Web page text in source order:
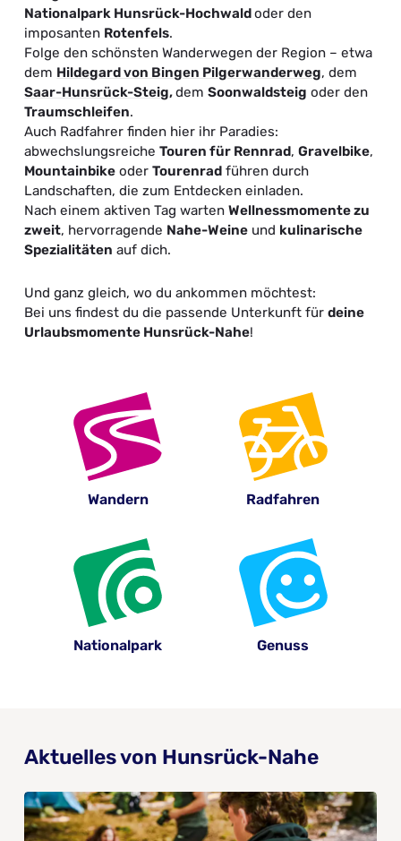
Nationalpark Hunsrück-Hochwaldoder den
imposanten Rotenfels.
Folge den schönsten Wanderwegen der Region – etwa
dem Hildegard von Bingen Pilgerwanderweg, dem
Saar-Hunsrück-Steig,demSoonwaldsteig oder den
Traumschleifen.
Auch Radfahrer finden hier ihr Paradies:
abwechslungsreicheTouren für Rennrad,Gravelbike,
Mountainbike oderTourenrad führen durch
Landschaften, die zum Entdecken einladen.
Nach einem aktiven Tag wartenWellnessmomente zu
zweit, hervorragende Nahe-Weine und kulinarische
Spezialitäten auf dich.
Und ganz gleich, wo du ankommen möchtest:
Bei uns findest du die passende Unterkunft fürdeine
Urlaubsmomente Hunsrück-Nahe!
Wandern Radfahren
Nationalpark Genuss
Aktuelles von Hunsrück-Nahe